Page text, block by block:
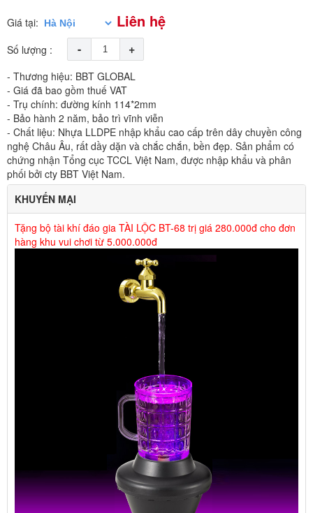
Giá tại: Liên hệ
Số lượng : - +
- Thương hiệu: BBT GLOBAL
- Giá đã bao gồm thuế VAT
- Trụ chính: đường kính 114*2mm
- Bảo hành 2 năm, bảo trì vĩnh viễn
- Chất liệu: Nhựa LLDPE nhập khẩu cao cấp trên dây chuyền công
nghệ Châu Âu, rất dầy dặn và chắc chắn, bền đẹp. Sản phẩm có
chứng nhận Tổng cục TCCL Việt Nam, được nhập khẩu và phân
phối bởi cty BBT Việt Nam.
KHUYẾN MẠI
Tặng bộ tài khí đáo gia TÀI LỘC BT-68 trị giá 280.000đ cho đơn
hàng khu vui chơi từ 5.000.000đ